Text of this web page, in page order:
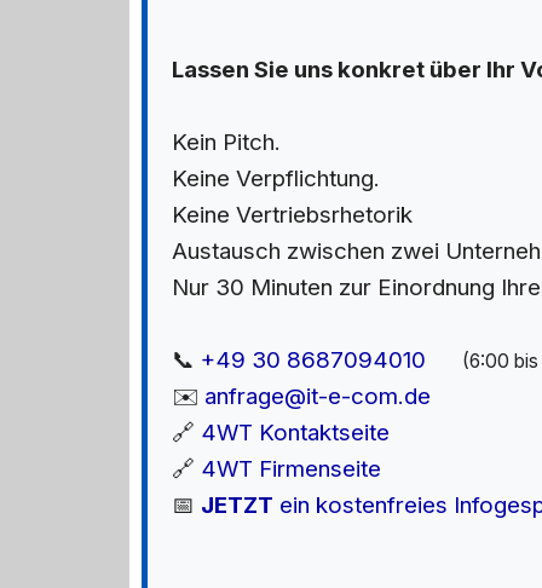
Lassen Sie uns konkret über Ihr
Kein Pitch.
Keine Verpflichtung.
Keine Vertriebsrhetorik
Austausch zwischen zwei
Nur 30 Minuten zur Einordnung
📞 +49 30 8687094010 (6:00 bis
✉️ anfrage@it-e-com.de
🔗 4WT Kontaktseite
🔗 4WT Firmenseite
📅 JETZT ein kostenfreies